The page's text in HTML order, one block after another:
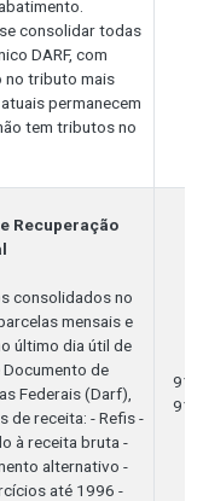
consolidar todas
DARF, com
no tributo mais
permanecem
tem tributos no
Recuperação
consolidados no
mensais e
último dia útil de
de
Federais (Darf),
de receita: - Refis -
à receita bruta -
alternativo -
até 1996 -